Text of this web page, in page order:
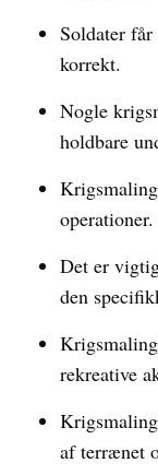
Soldater
korrekt.
Nogle
holdbare
operationer.
Det er
den
rekreative
af terrænet